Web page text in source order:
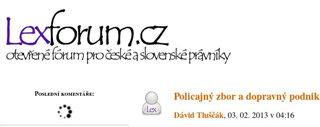
Poslední komentáře: Policajný zbor a dopravný podnik
Dávid Tluščák, 03. 02. 2013 v 04:16